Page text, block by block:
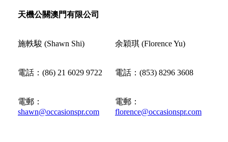
天機公關澳門有限公司
施軼駿 (Shawn Shi) 余穎琪 (Florence Yu)
電話：(86) 21 6029 9722 電話：(853) 8296 3608
電郵：
shawn@occasionspr.com
電郵：
florence@occasionspr.com